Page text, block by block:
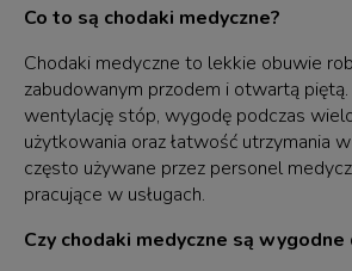
Co to są chodaki medyczne?
Chodaki medyczne to lekkie obuwie
zabudowanym przodem i otwartą
wentylację stóp, wygodę podczas
użytkowania oraz łatwość utrzymania
często używane przez personel
pracujące w usługach.
Czy chodaki medyczne są wygodne